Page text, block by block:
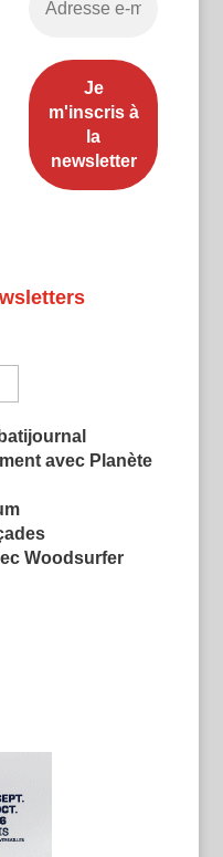
avec Planète
Woodsurfer